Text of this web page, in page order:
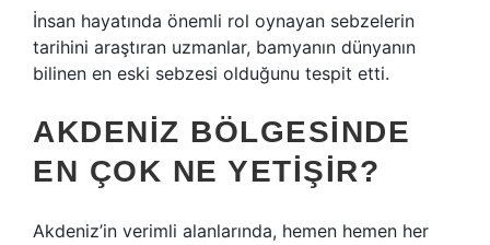
İnsan hayatında önemli rol oynayan sebzelerin
tarihini araştıran uzmanlar, bamyanın dünyanın
bilinen en eski sebzesi olduğunu tespit etti.
AKDENIZ BÖLGESINDE
EN ÇOK NE YETIŞIR?
Akdeniz’in verimli alanlarında, hemen hemen her